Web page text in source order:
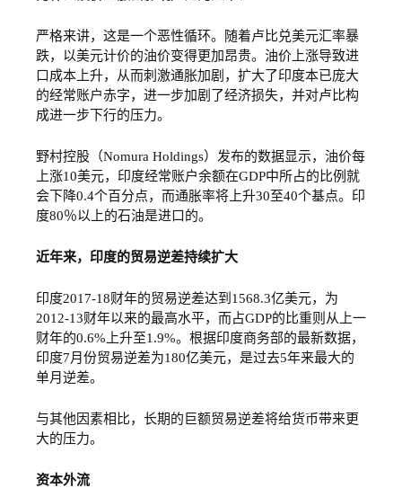
严格来讲，这是一个恶性循环。随着卢比兑美元汇率暴
跌，以美元计价的油价变得更加昂贵。油价上涨导致进
口成本上升，从而刺激通胀加剧，扩大了印度本已庞大
的经常账户赤字，进一步加剧了经济损失，并对卢比构
成进一步下行的压力。
野村控股（Nomura Holdings）发布的数据显示，油价每
上涨10美元，印度经常账户余额在GDP中所占的比例就
会下降0.4个百分点，而通胀率将上升30至40个基点。印
度80％以上的石油是进口的。
近年来，印度的贸易逆差持续扩大
印度2017-18财年的贸易逆差达到1568.3亿美元，为
2012-13财年以来的最高水平，而占GDP的比重则从上一
财年的0.6%上升至1.9%。根据印度商务部的最新数据，
印度7月份贸易逆差为180亿美元，是过去5年来最大的
单月逆差。
与其他因素相比，长期的巨额贸易逆差将给货币带来更
大的压力。
资本外流